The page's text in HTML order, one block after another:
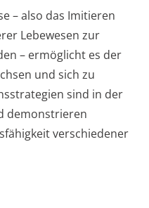
– also das Imitieren
Lebewesen zur
– ermöglicht es der
und sich zu
sind in der
demonstrieren
verschiedener